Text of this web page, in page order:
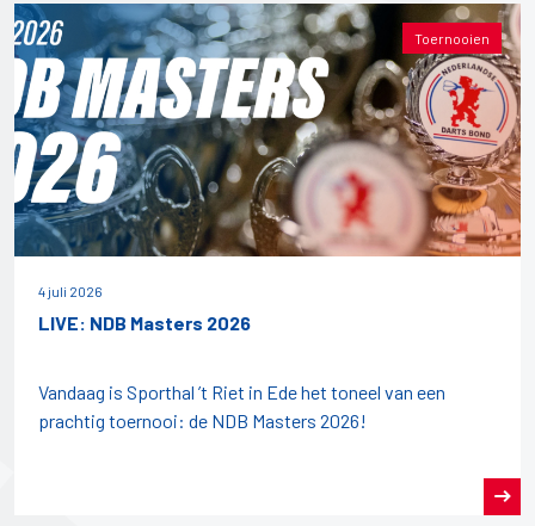
Toernooien
4 juli 2026
LIVE: NDB Masters 2026
Vandaag is Sporthal ’t Riet in Ede het toneel van een
prachtig toernooi: de NDB Masters 2026!